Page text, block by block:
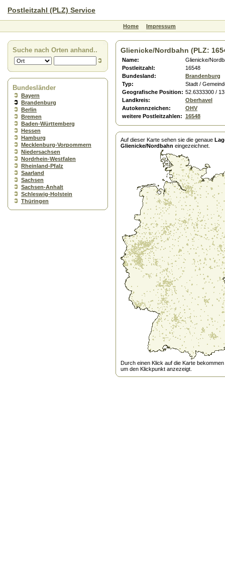
Postleitzahl (PLZ) Service
Home Impressum
Suche nach Orten anhand..
Bundesländer
Bayern
Brandenburg
Berlin
Bremen
Baden-Württemberg
Hessen
Hamburg
Mecklenburg-Vorpommern
Niedersachsen
Nordrhein-Westfalen
Rheinland-Pfalz
Saarland
Sachsen
Sachsen-Anhalt
Schleswig-Holstein
Thüringen
Glienicke/Nordbahn (PLZ:
Name:
Glienicke/
Postleitzahl:
16548
Bundesland:
Brandenburg
Typ:
Stadt /
Geografische Position: 52.6333300 /
Landkreis:
Oberhavel
Autokennzeichen:
OHV
weitere Postleitzahlen: 16548
Auf dieser Karte sehen sie die genaue
Glienicke/Nordbahn eingezeichnet.
Durch einen Klick auf die Karte
um den Klickpunkt anzezeigt.